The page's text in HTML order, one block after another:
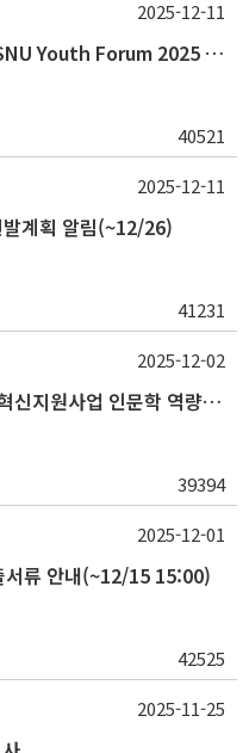
(~12/30) 아시아대학연맹 AUA-SNU Youth Forum 2025 참가자 선발 안내
40521
2025-12-11
계획 알림(~12/26)
41231
2025-12-11
(~12/5) 2025학년도 2학기 대학혁신지원사업 인문학 역량강화 국제학술대회 참가 경비 지원 안내(2차)
39394
2025-12-02
서류 안내(~12/15 15:00)
42525
2025-12-01
2025-11-25